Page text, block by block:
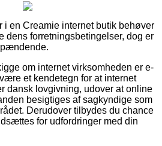
i en Creamie internet butik behøver
dens forretningsbetingelser, dog er
om internet virksomheden er e-
et kendetegn for at internet
dansk lovgivning, udover at online
besigtiges af sagkyndige som
Derudover tilbydes du chance
for udfordringer med din